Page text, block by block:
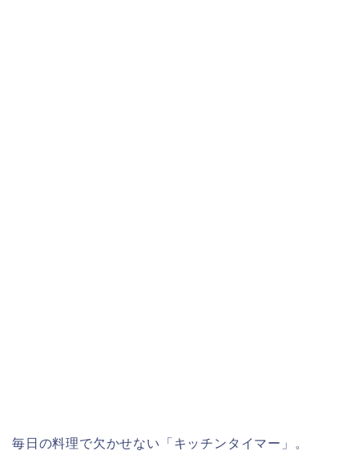
毎日の料理で欠かせない「キッチンタイマー」。